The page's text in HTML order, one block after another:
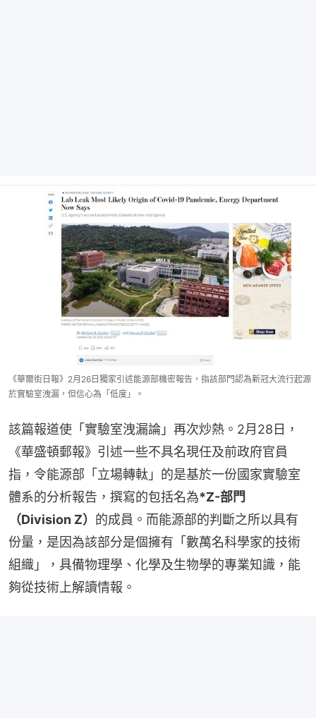
《華爾街日報》2月26日獨家引述能源部機密報告，指該部門認為新冠大流行起源
於實驗室洩漏，但信心為「低度」。
該篇報道使「實驗室洩漏論」再次炒熱。2月28日，
《華盛頓郵報》引述一些不具名現任及前政府官員
指，令能源部「立場轉軚」的是基於一份國家實驗室
體系的分析報告，撰寫的包括名為*Z-部門
（Division Z） 的成員。而能源部的判斷之所以具有
份量，是因為該部分是個擁有「數萬名科學家的技術
組織」，具備物理學、化學及生物學的專業知識，能
夠從技術上解讀情報。